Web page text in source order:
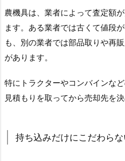
農機具は、業者によって査定額
ます。ある業者では古くて値段
も、別の業者では部品取りや再
があります。
特にトラクターやコンバインな
見積もりを取ってから売却先を決
持ち込みだけにこだわらな